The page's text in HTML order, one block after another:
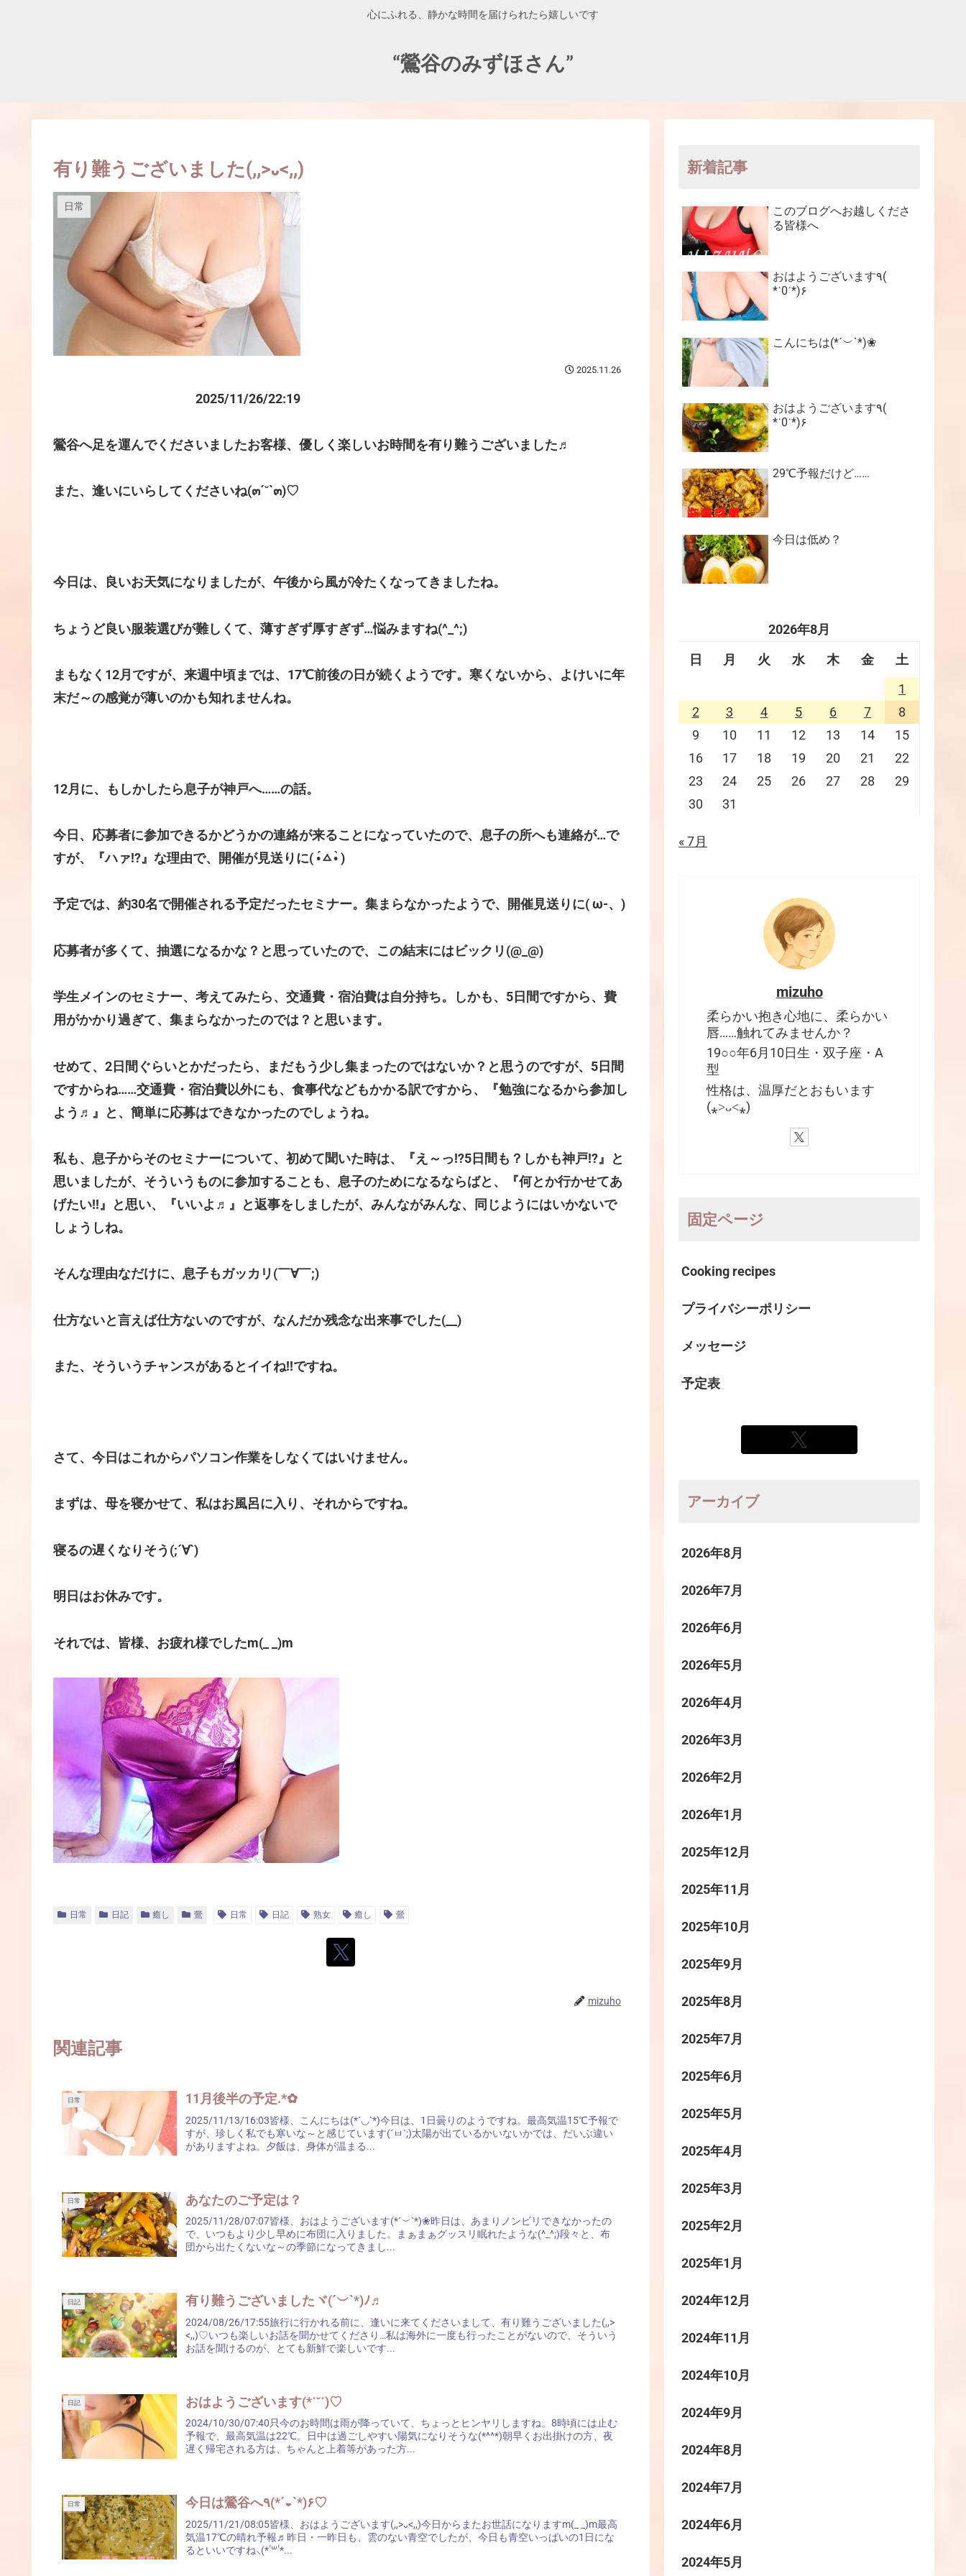
心にふれる、静かな時間を届けられたら嬉しいです
“鶯谷のみずほさん”
有り難うございました(,,>᎑<,,)
日常
2025.11.26
2025/11/26/22:19
鶯谷へ足を運んでくださいましたお客様、優しく楽しいお時間を有り難うございました♬
また、逢いにいらしてくださいね(๓´˘`๓)♡
今日は、良いお天気になりましたが、午後から風が冷たくなってきましたね。
ちょうど良い服装選びが難しくて、薄すぎず厚すぎず…悩みますね(^_^;)
まもなく12月ですが、来週中頃までは、17℃前後の日が続くようです。寒くないから、よけいに年
末だ～の感覚が薄いのかも知れませんね。
12月に、もしかしたら息子が神戸へ……の話。
今日、応募者に参加できるかどうかの連絡が来ることになっていたので、息子の所へも連絡が…で
すが、『ハァ!?』な理由で、開催が見送りに( •́ㅿ•̀ )
予定では、約30名で開催される予定だったセミナー。集まらなかったようで、開催見送りに( ω-、)
応募者が多くて、抽選になるかな？と思っていたので、この結末にはビックリ(@_@)
学生メインのセミナー、考えてみたら、交通費・宿泊費は自分持ち。しかも、5日間ですから、費
用がかかり過ぎて、集まらなかったのでは？と思います。
せめて、2日間ぐらいとかだったら、まだもう少し集まったのではないか？と思うのですが、5日間
ですからね……交通費・宿泊費以外にも、食事代などもかかる訳ですから、『勉強になるから参加し
よう♬』と、簡単に応募はできなかったのでしょうね。
私も、息子からそのセミナーについて、初めて聞いた時は、『え～っ!?5日間も？しかも神戸!?』と
思いましたが、そういうものに参加することも、息子のためになるならばと、『何とか行かせてあ
げたい!!』と思い、『いいよ♬』と返事をしましたが、みんながみんな、同じようにはいかないで
しょうしね。
そんな理由なだけに、息子もガッカリ(￣∀￣;)
仕方ないと言えば仕方ないのですが、なんだか残念な出来事でした(__)
また、そういうチャンスがあるとイイね!!ですね。
さて、今日はこれからパソコン作業をしなくてはいけません。
まずは、母を寝かせて、私はお風呂に入り、それからですね。
寝るの遅くなりそう(;´∀`)
明日はお休みです。
それでは、皆様、お疲れ様でしたm(_ _)m
日常 日記 癒し 鶯 日常 日記 熟女 癒し 鶯
mizuho
関連記事
日常 11月後半の予定.*✿
2025/11/13/16:03皆様、こんにちは(*´◡`*)今日は、1日曇りのようですね。最高気温15℃予報で
すが、珍しく私でも寒いな～と感じています(´ㅂ`;)太陽が出ているかいないかでは、だいぶ違い
がありますよね。夕飯は、身体が温まる...
日常 あなたのご予定は？
2025/11/28/07:07皆様、おはようございます(*´︶`*)❀昨日は、あまりノンビリできなかったの
で、いつもより少し早めに布団に入りました。まぁまぁグッスリ眠れたような(^_^;)段々と、布
団から出たくないな～の季節になってきまし...
日記 有り難うございましたヾ(´︶`*)ﾉ♬
2024/08/26/17:55旅行に行かれる前に、逢いに来てくださいまして、有り難うございました(,,>
<,,)♡いつも楽しいお話を聞かせてくださり…私は海外に一度も行ったことがないので、そういう
お話を聞けるのが、とても新鮮で楽しいです...
日記 おはようございます(*˙˘˙)♡
2024/10/30/07:40只今のお時間は雨が降っていて、ちょっとヒンヤリしますね。8時頃には止む
予報で、最高気温は22℃。日中は過ごしやすい陽気になりそうな(*^^*)朝早くお出掛けの方、夜
遅く帰宅される方は、ちゃんと上着等があった方...
日常 今日は鶯谷へ٩(*´◒`*)۶♡
2025/11/21/08:05皆様、おはようございます(,,>᎑<,,)今日からまたお世話になりますm(_ _)m最高
気温17℃の晴れ予報♬昨日・一昨日も、雲のない青空でしたが、今日も青空いっぱいの1日にな
るといいですね⸜(* ॑꒳ ॑*...
新着記事
このブログへお越しくださ
る皆様へ
おはようございます٩(
*˙0˙*)۶
こんにちは(*´︶`*)❀
おはようございます٩(
*˙0˙*)۶
29℃予報だけど……
今日は低め？
2026年8月
日
月 火 水 木 金
土
1
2
3 4 5 6 7
8
9
10 11 12 13 14
15
16
17 18 19 20 21
22
23
24 25 26 27 28
29
30
31
« 7月
mizuho
柔らかい抱き心地に、柔らかい
唇……触れてみませんか？
19○○年6月10日生・双子座・A
型
性格は、温厚だとおもいます
(⁎˃ᴗ˂⁎)
固定ページ
Cooking recipes
プライバシーポリシー
メッセージ
予定表
アーカイブ
2026年8月
2026年7月
2026年6月
2026年5月
2026年4月
2026年3月
2026年2月
2026年1月
2025年12月
2025年11月
2025年10月
2025年9月
2025年8月
2025年7月
2025年6月
2025年5月
2025年4月
2025年3月
2025年2月
2025年1月
2024年12月
2024年11月
2024年10月
2024年9月
2024年8月
2024年7月
2024年6月
2024年5月